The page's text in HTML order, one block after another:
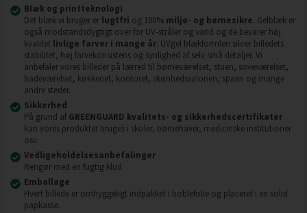
Blæk og printteknologi
Det blæk vi bruger er lugtfri og 100% miljø- og børnesikre. Gelblæk er
også modstandsdygtigt over for UV-stråler og vand og de bevarer høj
kvalitet livlige farver i mange år. UVgel blækformlen sikrer billedets
stabilitet, høj farvekonsistens og synlighed af selv små detaljer. Vi
anbefaler vores billeder på lærred til børneværelset, stuen, soveværelset,
badeværelset, køkkenet, kontoret, skønhedssalonen, spaen og mange
andre steder.
Sikkerhed
På grund af GREENGUARD kvalitets- og sikkerhedscertifikater
kan vores produkter bruges i skoler, børnehaver, medicinske institutioner
osv.
Vedligeholdelsesanbefalinger
Rengør med en fugtig klud.
Emballage
Hvert billede er omhyggeligt indpakket i boblefolie og placeret i en solid
papkasse.